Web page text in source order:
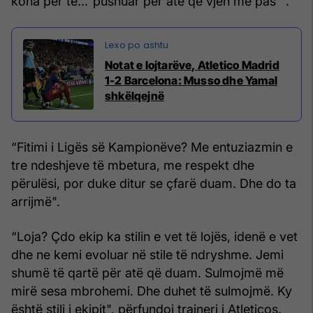
Notat e lojtarëve, Atletico Madrid
1-2 Barcelona: Musso dhe Yamal
shkëlqejnë
“Fitimi i Ligës së Kampionëve? Me entuziazmin e
tre ndeshjeve të mbetura, me respekt dhe
përulësi, por duke ditur se çfarë duam. Dhe do ta
arrijmë".
“Loja? Çdo ekip ka stilin e vet të lojës, idenë e vet
dhe ne kemi evoluar në stile të ndryshme. Jemi
shumë të qartë për atë që duam. Sulmojmë më
mirë sesa mbrohemi. Dhe duhet të sulmojmë. Ky
është stili i ekipit", përfundoi trajneri i Atleticos.